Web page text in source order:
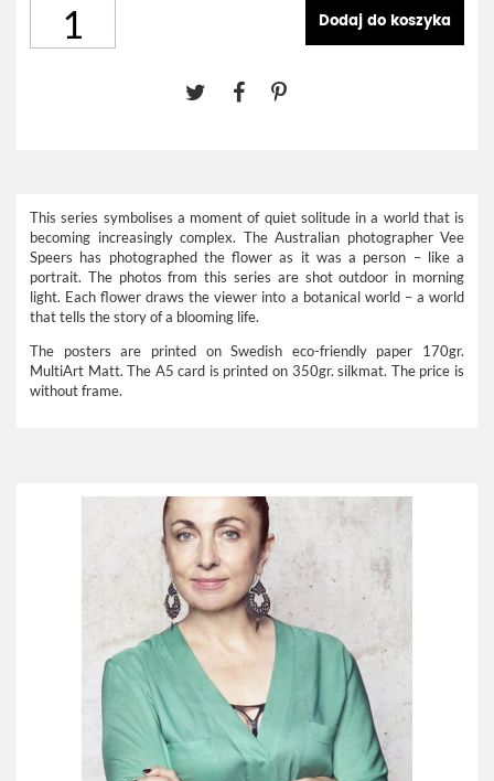
Dodaj do koszyka
This series symbolises a moment of quiet solitude in a world that is
becoming increasingly complex. The Australian photographer Vee
Speers has photographed the flower as it was a person – like a
portrait. The photos from this series are shot outdoor in morning
light. Each flower draws the viewer into a botanical world – a world
that tells the story of a blooming life.
The posters are printed on Swedish eco-friendly paper 170gr.
MultiArt Matt. The A5 card is printed on 350gr. silkmat. The price is
without frame.